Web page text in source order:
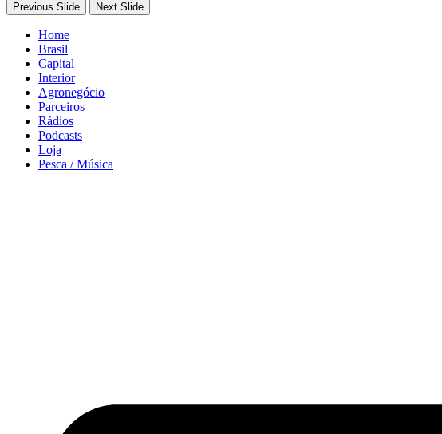
Previous Slide Next Slide
Home
Brasil
Capital
Interior
Agronegócio
Parceiros
Rádios
Podcasts
Loja
Pesca / Música